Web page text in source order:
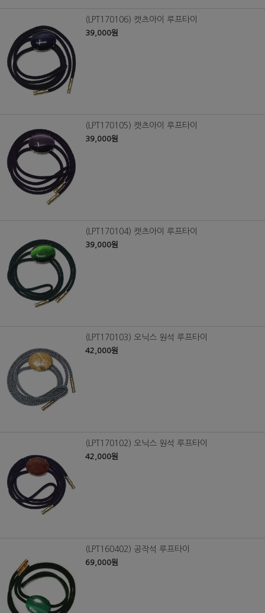
(LPT170106) 캣츠아이 루프타이
39,000원
(LPT170105) 캣츠아이 루프타이
39,000원
(LPT170104) 캣츠아이 루프타이
39,000원
(LPT170103) 오닉스 원석 루프타이
42,000원
(LPT170102) 오닉스 원석 루프타이
42,000원
(LPT160402) 공작석 루프타이
69,000원